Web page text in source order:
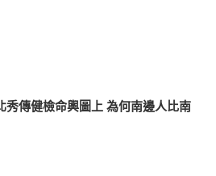
秀傳健檢命輿圖上 為何南邊人比南